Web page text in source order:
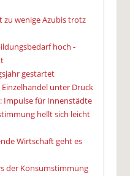
zu wenige Azubis trotz
hoch -
gestartet
unter Druck
Impulse für Innenstädte
hellt sich leicht
Wirtschaft geht es
der Konsumstimmung